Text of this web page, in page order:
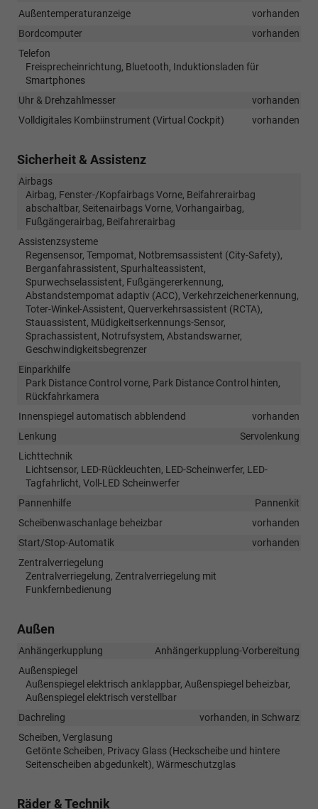
Außentemperaturanzeige
vorhanden
Bordcomputer
vorhanden
Telefon
Freisprecheinrichtung, Bluetooth, Induktionsladen für
Smartphones
Uhr & Drehzahlmesser
vorhanden
Volldigitales Kombiinstrument (Virtual Cockpit)
vorhanden
Sicherheit & Assistenz
Airbags
Airbag, Fenster-/Kopfairbags Vorne, Beifahrerairbag
abschaltbar, Seitenairbags Vorne, Vorhangairbag,
Fußgängerairbag, Beifahrerairbag
Assistenzsysteme
Regensensor, Tempomat, Notbremsassistent (City-Safety),
Berganfahrassistent, Spurhalteassistent,
Spurwechselassistent, Fußgängererkennung,
Abstandstempomat adaptiv (ACC), Verkehrzeichenerkennung,
Toter-Winkel-Assistent, Querverkehrsassistent (RCTA),
Stauassistent, Müdigkeitserkennungs-Sensor,
Sprachassistent, Notrufsystem, Abstandswarner,
Geschwindigkeitsbegrenzer
Einparkhilfe
Park Distance Control vorne, Park Distance Control hinten,
Rückfahrkamera
Innenspiegel automatisch abblendend
vorhanden
Lenkung
Servolenkung
Lichttechnik
Lichtsensor, LED-Rückleuchten, LED-Scheinwerfer, LED-
Tagfahrlicht, Voll-LED Scheinwerfer
Pannenhilfe
Pannenkit
Scheibenwaschanlage beheizbar
vorhanden
Start/Stop-Automatik
vorhanden
Zentralverriegelung
Zentralverriegelung, Zentralverriegelung mit
Funkfernbedienung
Außen
Anhängerkupplung
Anhängerkupplung-Vorbereitung
Außenspiegel
Außenspiegel elektrisch anklappbar, Außenspiegel beheizbar,
Außenspiegel elektrisch verstellbar
Dachreling
vorhanden, in Schwarz
Scheiben, Verglasung
Getönte Scheiben, Privacy Glass (Heckscheibe und hintere
Seitenscheiben abgedunkelt), Wärmeschutzglas
Räder & Technik